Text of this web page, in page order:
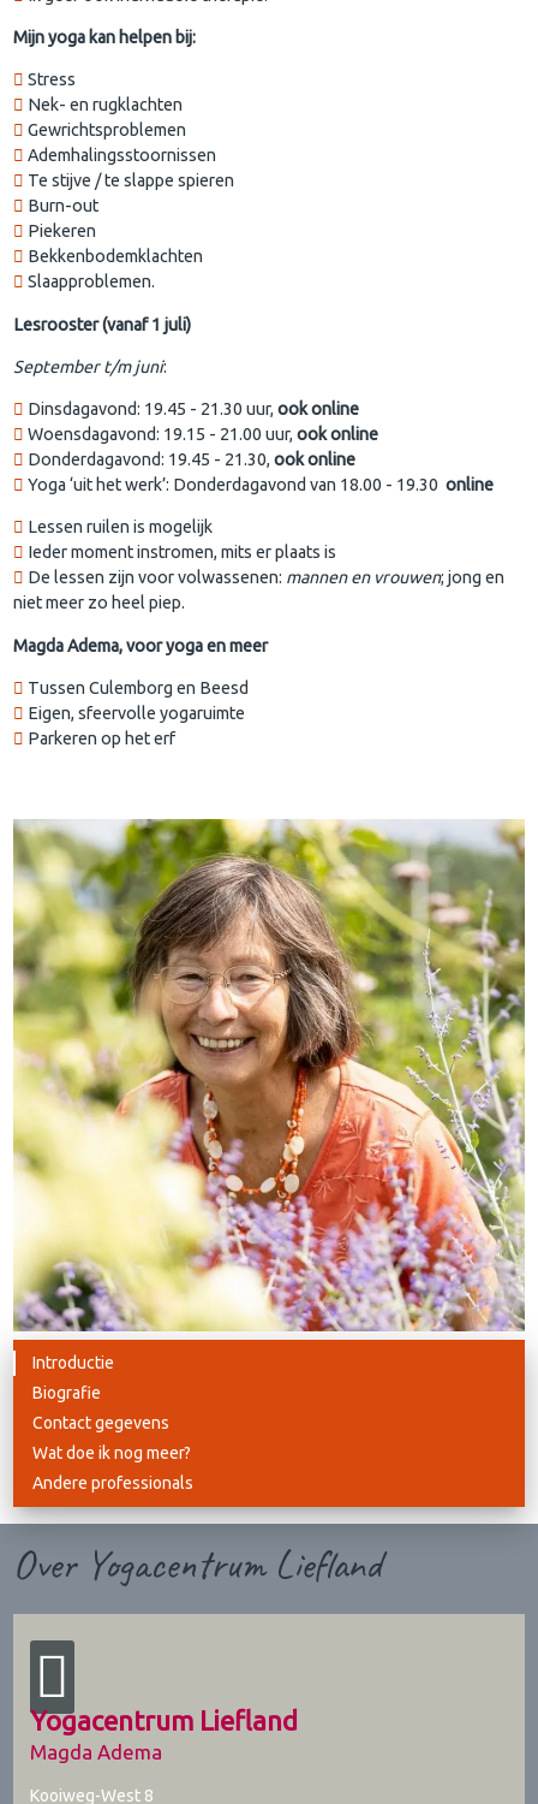
Mijn yoga kan helpen bij:
Stress
Nek- en rugklachten
Gewrichtsproblemen
Ademhalingsstoornissen
Te stijve / te slappe spieren
Burn-out
Piekeren
Bekkenbodemklachten
Slaapproblemen.
Lesrooster (vanaf 1 juli)
September t/m juni:
Dinsdagavond: 19.45 - 21.30 uur,ook online
Woensdagavond: 19.15 - 21.00 uur,ook online
Donderdagavond: 19.45 - 21.30,ook online
Yoga ‘uit het werk’: Donderdagavond van 18.00 - 19.30online
Lessen ruilen is mogelijk
Ieder moment instromen, mits er plaats is
De lessen zijn voor volwassenen: mannen en vrouwen; jong en
niet meer zo heel piep.
Magda Adema, voor yoga en meer
Tussen Culemborg en Beesd
Eigen, sfeervolle yogaruimte
Parkeren op het erf
Introductie
Biografie
Contact gegevens
Wat doe ik nog meer?
Andere professionals
Over Yogacentrum Liefland
Yogacentrum Liefland
Magda Adema
Kooiweg-West 8